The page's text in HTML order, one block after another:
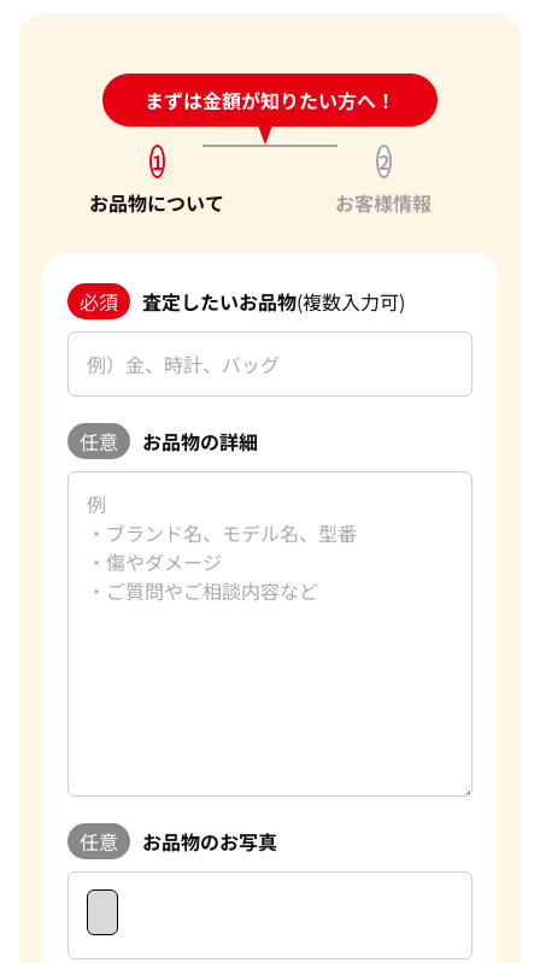
まずは金額が知りたい方へ！
24時間受付中!問い合わせフォーム
1
お品物について
2
お客様情報
必須 査定したいお品物(複数入力可)
任意 お品物の詳細
任意 お品物のお写真